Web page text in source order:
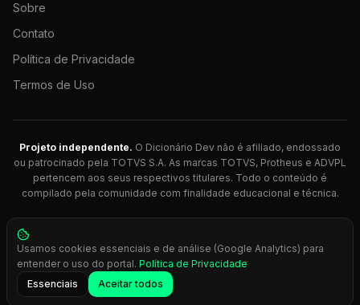
Sobre
Contato
Política de Privacidade
Termos de Uso
Projeto independente. O Dicionário Dev não é afiliado, endossado
ou patrocinado pela TOTVS S.A. As marcas TOTVS, Protheus e ADVPL
pertencem aos seus respectivos titulares. Todo o conteúdo é
compilado pela comunidade com finalidade educacional e técnica.
© 2026 Dicionário Dev. Feito com 💚 para desenvolvedores
Protheus.
Press Ctrl+K
Usamos cookies essenciais e de análise (Google Analytics) para
entender o uso do portal. Política de Privacidade
Essenciais
Aceitar todos